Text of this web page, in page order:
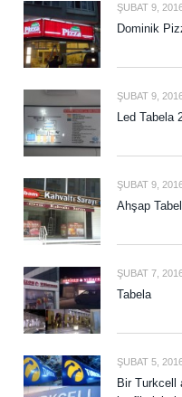
ŞUBAT 9,
Dominik
ŞUBAT 9,
Led Tabela
ŞUBAT 9,
Ahşap
ŞUBAT 7,
Tabela
ŞUBAT 5,
Bir Turkcell